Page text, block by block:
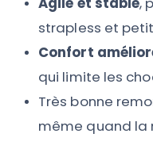
strapless et
Confort
qui limite les
Très bonne
même quand la